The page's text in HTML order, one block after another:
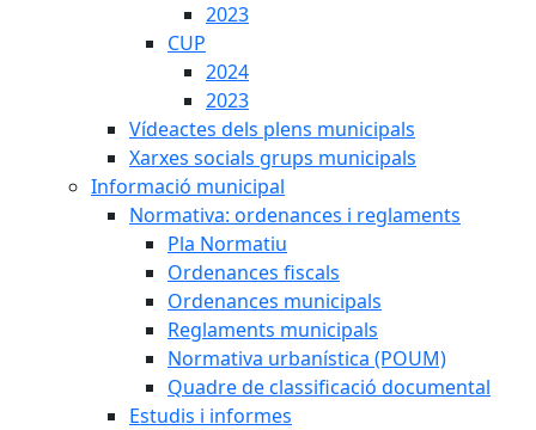
2023
CUP
2024
2023
Vídeactes dels plens municipals
Xarxes socials grups municipals
Informació municipal
Normativa: ordenances i reglaments
Pla Normatiu
Ordenances fiscals
Ordenances municipals
Reglaments municipals
Normativa urbanística (POUM)
Quadre de classificació documental
Estudis i informes